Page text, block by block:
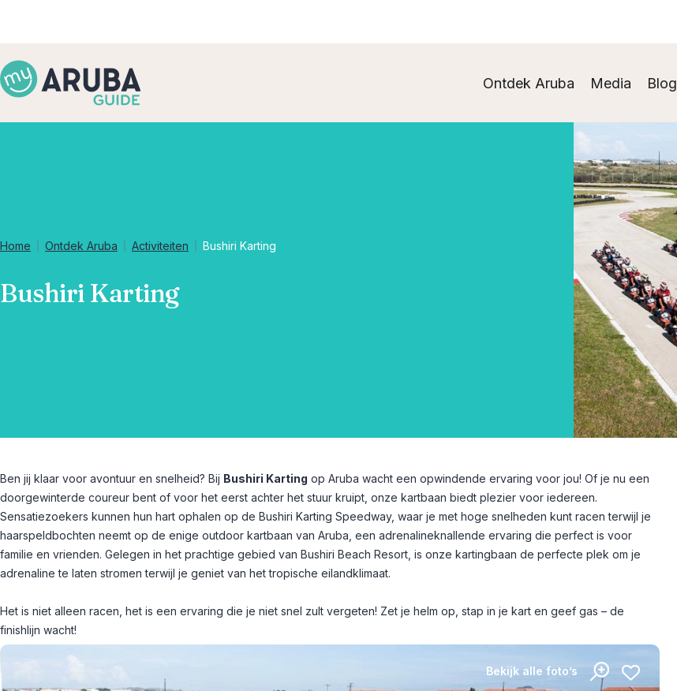
Ontdek Aruba Media Blog
Home Ontdek Aruba Activiteiten Bushiri Karting
Bushiri Karting
Ben jij klaar voor avontuur en snelheid? Bij Bushiri Karting op Aruba wacht een opwindende ervaring voor jou! Of je nu een
doorgewinterde coureur bent of voor het eerst achter het stuur kruipt, onze kartbaan biedt plezier voor iedereen.
Sensatiezoekers kunnen hun hart ophalen op de Bushiri Karting Speedway, waar je met hoge snelheden kunt racen terwijl je
haarspeldbochten neemt op de enige outdoor kartbaan van Aruba, een adrenalineknallende ervaring die perfect is voor
familie en vrienden. Gelegen in het prachtige gebied van Bushiri Beach Resort, is onze kartingbaan de perfecte plek om je
adrenaline te laten stromen terwijl je geniet van het tropische eilandklimaat.
Het is niet alleen racen, het is een ervaring die je niet snel zult vergeten! Zet je helm op, stap in je kart en geef gas – de
finishlijn wacht!
Bekijk alle foto’s